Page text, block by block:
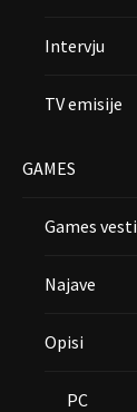
Intervju
TV emisije
GAMES
Games vesti
Najave
Opisi
PC